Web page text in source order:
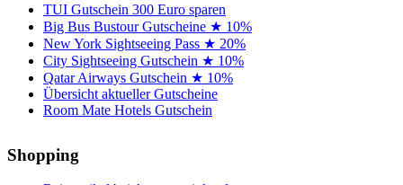
TUI Gutschein 300 Euro sparen
Big Bus Bustour Gutscheine ★ 10%
New York Sightseeing Pass ★ 20%
City Sightseeing Gutschein ★ 10%
Qatar Airways Gutschein ★ 10%
Übersicht aktueller Gutscheine
Room Mate Hotels Gutschein
Shopping